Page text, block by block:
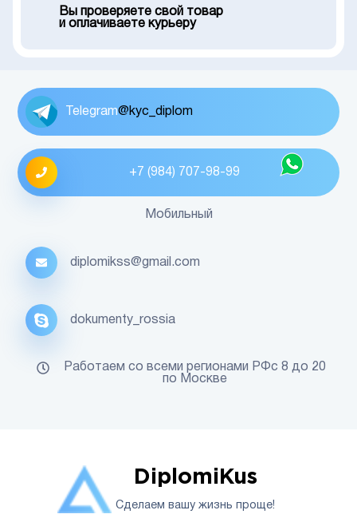
Вы проверяете свой товар
и оплачиваете курьеру
DiplomiKus
Сделаем вашу жизнь проще!
Telegram@kyc_diplom
+7 (984) 707-98-99
Мобильный
diplomikss@gmail.com
dokumenty_rossia
Работаем со всеми регионами РФс 8 до 20
по Москве